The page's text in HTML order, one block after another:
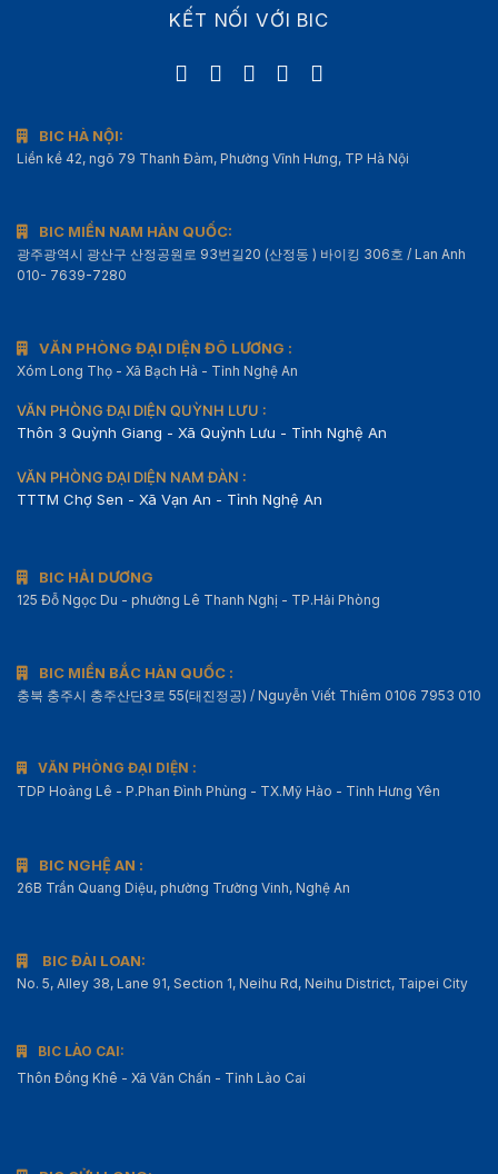
KẾT NỐI VỚI BIC
BIC HÀ NỘI:
Liền kề 42, ngõ 79 Thanh Đàm, Phường Vĩnh Hưng, TP Hà Nội
BIC MIỀN NAM HÀN QUỐC:
광주광역시 광산구 산정공원로 93번길20 (산정동 ) 바이킹 306호 / Lan Anh
010- 7639-7280
VĂN PHÒNG ĐẠI DIỆN ĐÔ LƯƠNG :
Xóm Long Thọ - Xã Bạch Hà - Tỉnh Nghệ An
VĂN PHÒNG ĐẠI DIỆN QUỲNH LƯU :
Thôn 3 Quỳnh Giang - Xã Quỳnh Lưu - Tỉnh Nghệ An
VĂN PHÒNG ĐẠI DIỆN NAM ĐÀN :
TTTM Chợ Sen - Xã Vạn An - Tỉnh Nghệ An
BIC HẢI DƯƠNG
125 Đỗ Ngọc Du - phường Lê Thanh Nghị - TP.Hải Phòng
BIC MIỀN BẮC HÀN QUỐC :
충북 충주시 충주산단3로 55(태진정공) / Nguyễn Viết Thiêm 0106 7953 010
VĂN PHÒNG ĐẠI DIỆN :
TDP Hoàng Lê - P.Phan Đình Phùng - TX.Mỹ Hào - Tỉnh Hưng Yên
BIC NGHỆ AN :
26B Trần Quang Diệu, phường Trường Vinh, Nghệ An
BIC ĐÀI LOAN:
No. 5, Alley 38, Lane 91, Section 1, Neihu Rd, Neihu District, Taipei City
BIC LÀO CAI:
Thôn Đồng Khê - Xã Văn Chấn - Tỉnh Lào Cai